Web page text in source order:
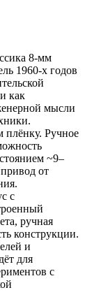
8‑мм
1960‑х годов
как
мысли
плёнку. Ручное
~9–
от
с
ручная
конструкции.
и
для
с